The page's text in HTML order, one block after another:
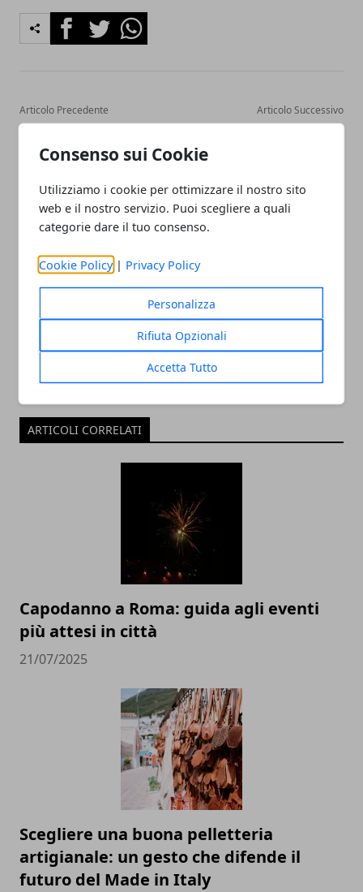
Consenso sui Cookie
Utilizziamo i cookie per ottimizzare il nostro sito
web e il nostro servizio. Puoi scegliere a quali
categorie dare il tuo consenso.
Cookie Policy | Privacy Policy
Personalizza
Rifiuta Opzionali
Accetta Tutto
FacebookTwitterWhatsapp
Articolo Precedente
identity?
Articolo Successivo
Redazione
ARTICOLI CORRELATI
Capodanno a Roma: guida agli eventi
più attesi in città
21/07/2025
Scegliere una buona pelletteria
artigianale: un gesto che difende il
futuro del Made in Italy